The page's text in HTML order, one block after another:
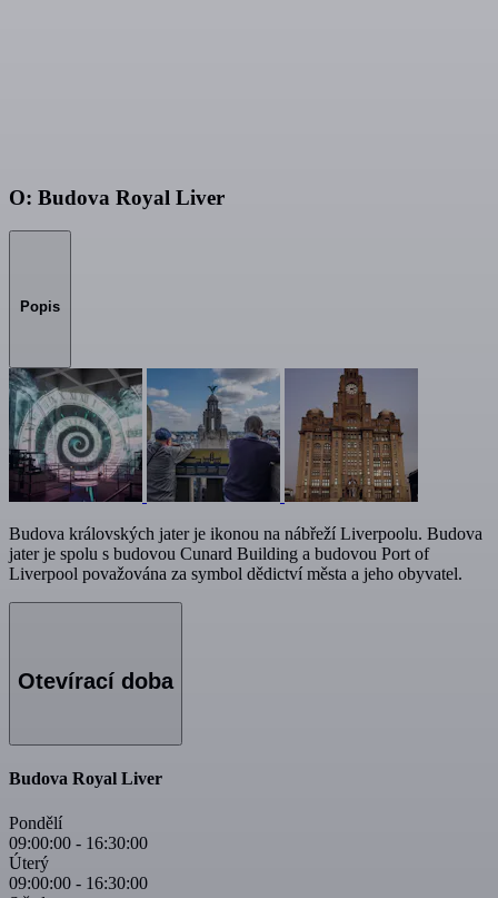
O: Budova Royal Liver
Popis
Budova královských jater je ikonou na nábřeží Liverpoolu. Budova
jater je spolu s budovou Cunard Building a budovou Port of
Liverpool považována za symbol dědictví města a jeho obyvatel.
Otevírací doba
Budova Royal Liver
Pondělí
09:00:00 - 16:30:00
Úterý
09:00:00 - 16:30:00